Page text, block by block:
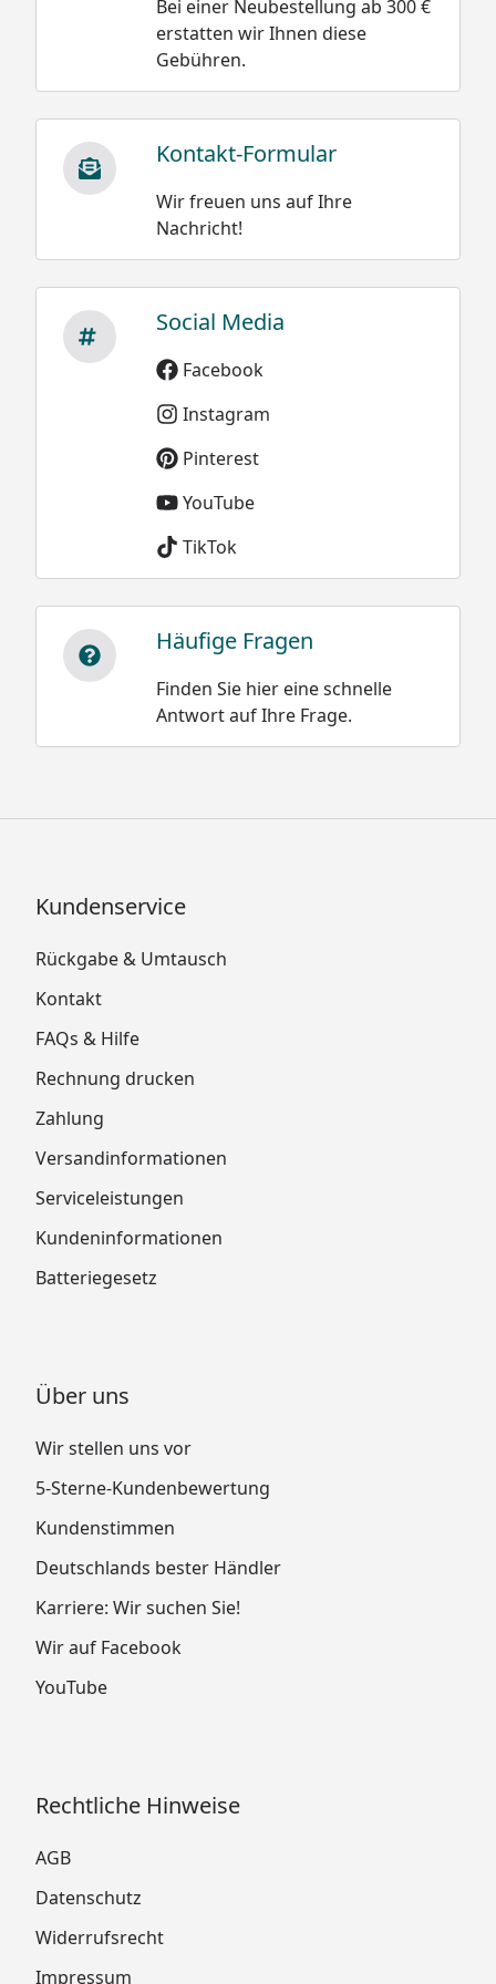
XIMAX Carports sind gut unterlüftete
Konstruktionen, hinzu kommen Dachneigung und
eine glatte Oberfläche aus Polycarbonat. Diese
Eigenschaften bewirken optimales
Trotzdem empfehlen wir das Dach spätestens kurz
vor Erreichen des angegebenen Schneelastwertes
zu räumen.
Neuschnee trocken
und locker 30 bis 50
kg/m³
Neuschnee schwach
gebunden 50 bis 100
Altschnee feucht
kg/m³
Damit wäre die
Belastung bei einer
von 20 cm oder 0,2 m
bei Altschnee:
500 kg/m³ x 0,2 m =
100 kg /m²
Ximax Carport Miro Next/MY-PORT-Next Typ
60 Technische Daten
Ximax Carport Miro Next/MY-PORT-Next Typ
Bei einer Neubestellung ab 300 €
erstatten wir Ihnen diese
Gebühren.
Kontakt-Formular
Wir freuen uns auf Ihre
Nachricht!
Social Media
Facebook
Instagram
Pinterest
YouTube
TikTok
Häufige Fragen
Finden Sie hier eine schnelle
Antwort auf Ihre Frage.
Kundenservice
Rückgabe & Umtausch
Kontakt
FAQs & Hilfe
Rechnung drucken
Zahlung
Versandinformationen
Serviceleistungen
Kundeninformationen
Batteriegesetz
Über uns
Wir stellen uns vor
5-Sterne-Kundenbewertung
Kundenstimmen
Deutschlands bester Händler
Karriere: Wir suchen Sie!
Wir auf Facebook
YouTube
Rechtliche Hinweise
AGB
Datenschutz
Widerrufsrecht
Impressum